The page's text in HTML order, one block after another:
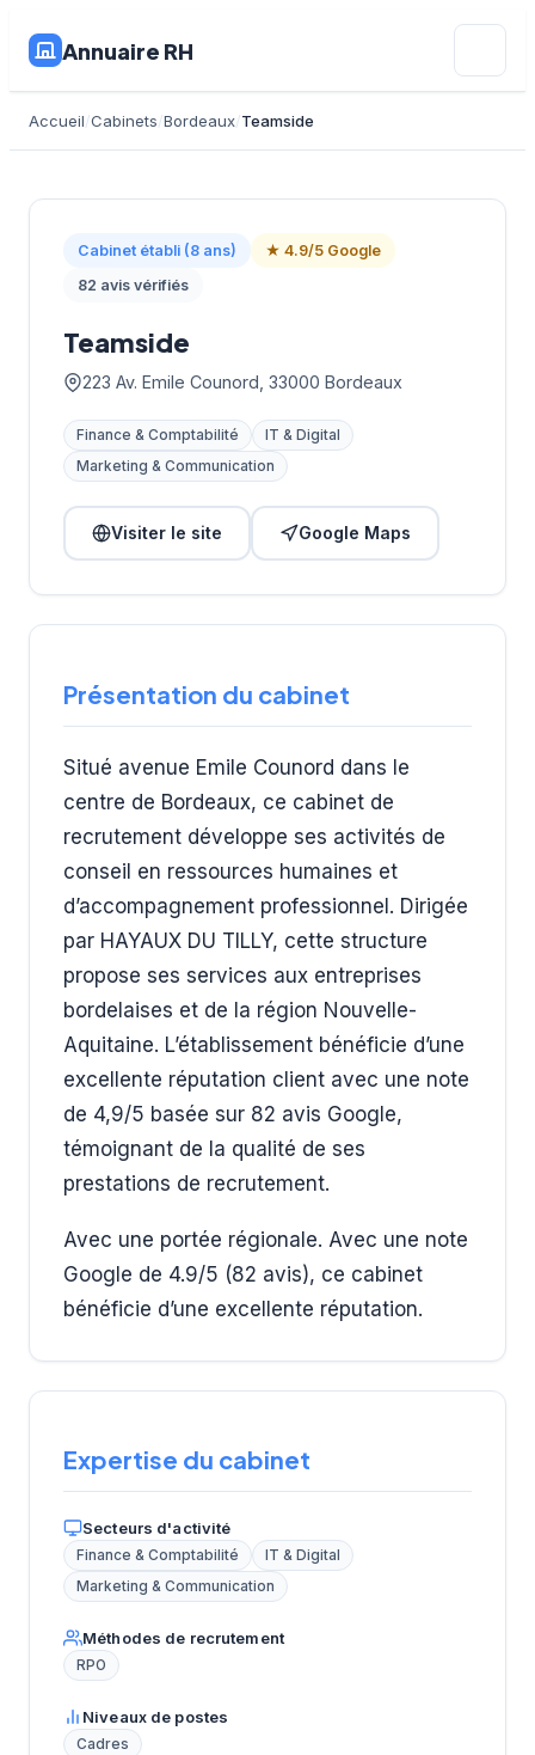
Annuaire RH
Accueil Cabinets Bordeaux Teamside
Cabinet établi (8 ans)
★ 4.9/5 Google
82 avis vérifiés
Teamside
223 Av. Emile Counord, 33000 Bordeaux
Finance & Comptabilité
IT & Digital
Marketing & Communication
Visiter le site Google Maps
Présentation du cabinet
Situé avenue Emile Counord dans le
centre de Bordeaux, ce cabinet de
recrutement développe ses activités de
conseil en ressources humaines et
d’accompagnement professionnel. Dirigée
par HAYAUX DU TILLY, cette structure
propose ses services aux entreprises
bordelaises et de la région Nouvelle-
Aquitaine. L’établissement bénéficie d’une
excellente réputation client avec une note
de 4,9/5 basée sur 82 avis Google,
témoignant de la qualité de ses
prestations de recrutement.
Avec une portée régionale. Avec une note
Google de 4.9/5 (82 avis), ce cabinet
bénéficie d’une excellente réputation.
Expertise du cabinet
Secteurs d'activité
Finance & Comptabilité
IT & Digital
Marketing & Communication
Méthodes de recrutement
RPO
Niveaux de postes
Cadres